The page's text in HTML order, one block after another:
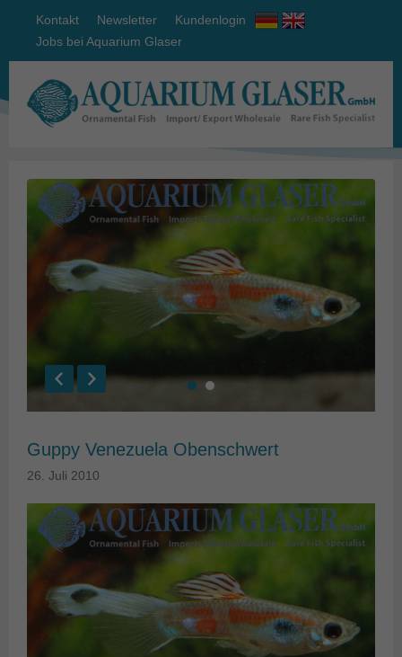
Kontakt Newsletter
Kundenlogin
Jobs bei Aquarium Glaser
Guppy Venezuela Obenschwert
26. Juli 2010